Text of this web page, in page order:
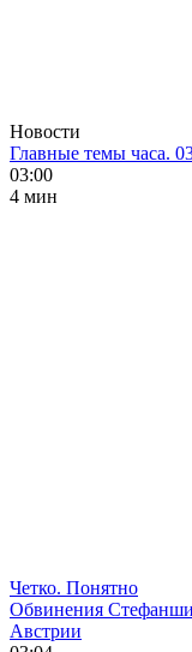
Новости
Главные темы часа.
03:00
4 мин
Четко. Понятно
Обвинения
Австрии